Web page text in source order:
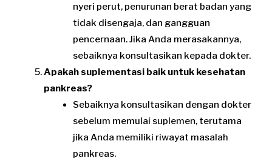
nyeri perut, penurunan berat badan yang
tidak disengaja, dan gangguan
pencernaan. Jika Anda merasakannya,
sebaiknya konsultasikan kepada dokter.
Apakah suplementasi baik untuk kesehatan
pankreas?
Sebaiknya konsultasikan dengan dokter
sebelum memulai suplemen, terutama
jika Anda memiliki riwayat masalah
pankreas.